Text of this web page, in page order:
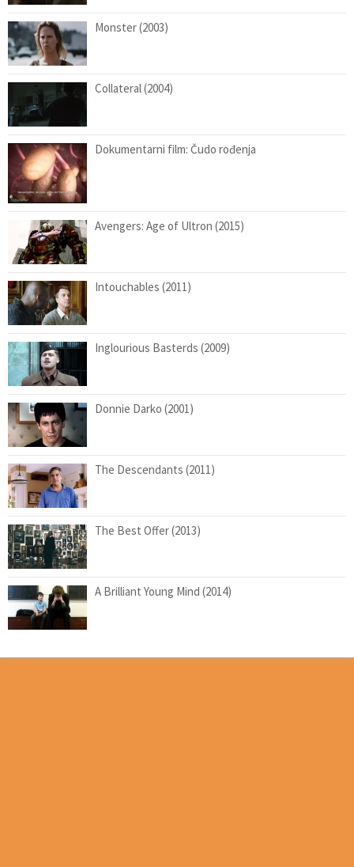
Monster (2003)
Collateral (2004)
Dokumentarni film: Čudo rođenja
Avengers: Age of Ultron (2015)
Intouchables (2011)
Inglourious Basterds (2009)
Donnie Darko (2001)
The Descendants (2011)
The Best Offer (2013)
A Brilliant Young Mind (2014)